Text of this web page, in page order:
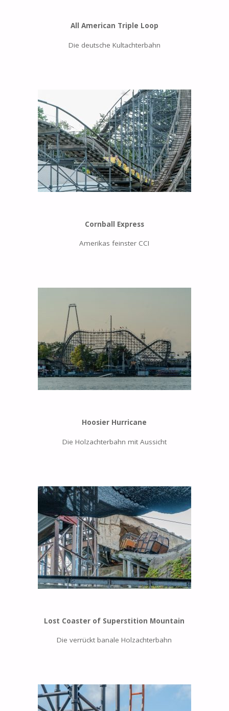
All American Triple Loop
Die deutsche Kultachterbahn
Cornball Express
Amerikas feinster CCI
Hoosier Hurricane
Die Holzachterbahn mit Aussicht
Lost Coaster of Superstition Mountain
Die verrückt banale Holzachterbahn